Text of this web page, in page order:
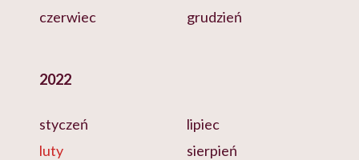
czerwiec
grudzień
2022
styczeń
luty
lipiec
sierpień